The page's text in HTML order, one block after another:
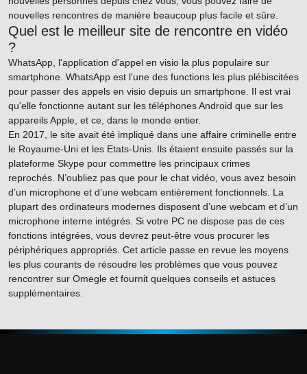
nouvelles rencontres de manière beaucoup plus facile et sûre.
Quel est le meilleur site de rencontre en vidéo
?
WhatsApp, l'application d'appel en visio la plus populaire sur
smartphone. WhatsApp est l'une des functions les plus plébiscitées
pour passer des appels en visio depuis un smartphone. Il est vrai
qu'elle fonctionne autant sur les téléphones Android que sur les
appareils Apple, et ce, dans le monde entier.
En 2017, le site avait été impliqué dans une affaire criminelle entre
le Royaume-Uni et les Etats-Unis. Ils étaient ensuite passés sur la
plateforme Skype pour commettre les principaux crimes
reprochés. N’oubliez pas que pour le chat vidéo, vous avez besoin
d’un microphone et d’une webcam entièrement fonctionnels. La
plupart des ordinateurs modernes disposent d’une webcam et d’un
microphone interne intégrés. Si votre PC ne dispose pas de ces
fonctions intégrées, vous devrez peut-être vous procurer les
périphériques appropriés. Cet article passe en revue les moyens
les plus courants de résoudre les problèmes que vous pouvez
rencontrer sur Omegle et fournit quelques conseils et astuces
supplémentaires.